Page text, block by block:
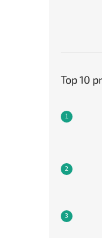
Top 10